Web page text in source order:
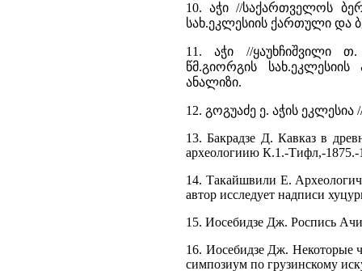
10. აჭი //საქართველოს
სახ.ეკლესიის ქართული და
11. აჭი //ყაუხჩიშვილი თ.
წმ.გიორგის
ანალიზი.
12. გოგუაძე ე. აჭის
13. Бакрадзе Д. Кавказ в
археологиию К.1.-Тифл,-1875.-
14. Такайшвили Е.
автор исследует надписи
15. Иосебидзе Дж. Роспись
16. Иосебидзе Дж. Некоторые
симпозиум по грузинскому